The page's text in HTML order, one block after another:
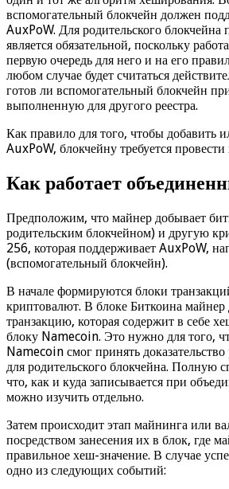
вспомогательный блокчейн должен
AuxPoW. Для родительского
является обязательной, поскольку
первую очередь для него и на его
любом случае будет считаться
готов ли вспомогательный блокчейн
выполненную для другого реестра.
Как правило для того, чтобы добавить
AuxPoW, блокчейну требуется провести
Как работает
Предположим, что майнер добывает
родительским блокчейном) и другую
256, которая поддерживает AuxPoW,
(вспомогательный блокчейн).
В начале формируются блоки
криптовалют. В блоке Биткоина майнер
транзакцию, которая содержит в себе
блоку Namecoin. Это нужно для того,
Namecoin смог принять
для родительского блокчейна. Полную
что, как и куда записывается при
можно изучить отдельно.
Затем происходит этап майнинга или
посредством занесения их в блок, где
правильное хеш-значение. В случае
одно из следующих событий: